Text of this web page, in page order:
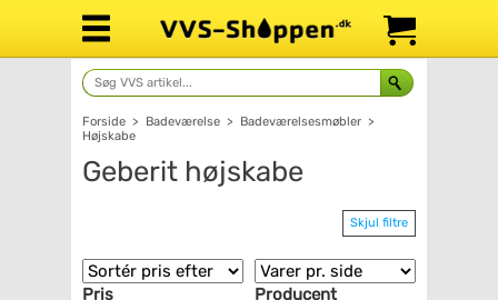
Forside > Badeværelse > Badeværelsesmøbler >
Højskabe
Geberit højskabe
Skjul filtre
Pris Producent